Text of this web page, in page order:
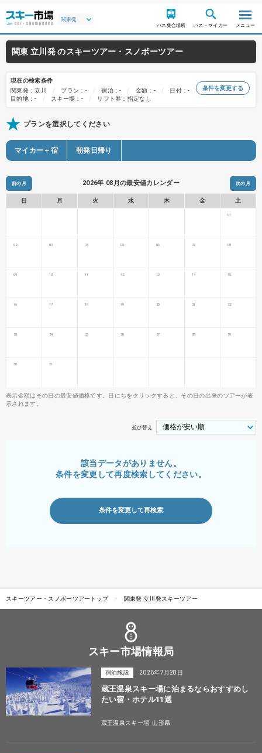
バス集合場所 バス・マイカー メニュー
関東 立川発 のスキーツアー・スノボーツアー
現在の検索条件
関東発：立川
プラン：- 宿泊：- 金額：-
日付：-
目的地：-
スキー場：- リフト券：指定なし
条件を変更する
プランを選択してください
マイカー＋宿 朝発日帰り
前の月 2026年 08月の最安値カレンダー 次の月
日 月 火 水 木 金 土
01
02 03 04 05 06 07 08
09 10 11 12 13 14 15
16 17 18 19 20 21 22
23 24 25 26 27 28 29
30 31
表示金額はその日の最安値価格です。日にちをクリックすると、その日の出発のツアーが表
示されます。
並び替え
該当データがありません。
条件を変更して再度検索してください。
条件を変更して再検索
スキーツアー・スノボーツアートップ 関東発 立川発スキーツアー
スキー市場情報局
宿泊施設 2026年7月28日
蔵王温泉スキー場に泊まるならおすすめし
たい宿・ホテル11選
蔵王温泉スキー場 山形県